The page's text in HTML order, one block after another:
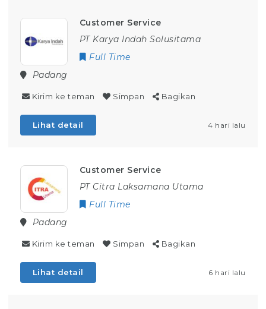
Customer Service
PT Karya Indah Solusitama
Full Time
Padang
Kirim ke teman Simpan Bagikan
Lihat detail 4 hari lalu
Customer Service
PT Citra Laksamana Utama
Full Time
Padang
Kirim ke teman Simpan Bagikan
Lihat detail 6 hari lalu